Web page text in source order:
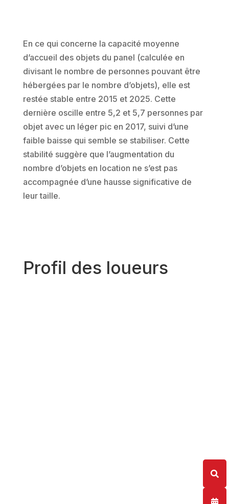
En ce qui concerne la capacité moyenne
d’accueil des objets du panel (calculée en
divisant le nombre de personnes pouvant être
hébergées par le nombre d’objets), elle est
restée stable entre 2015 et 2025. Cette
dernière oscille entre 5,2 et 5,7 personnes par
objet avec un léger pic en 2017, suivi d’une
faible baisse qui semble se stabiliser. Cette
stabilité suggère que l’augmentation du
nombre d’objets en location ne s’est pas
accompagnée d’une hausse significative de
leur taille.
Profil des loueurs